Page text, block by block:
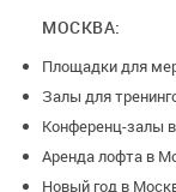
МОСКВА:
Площадки для
Залы для
Конференц-залы
Аренда лофта в
Новый год в